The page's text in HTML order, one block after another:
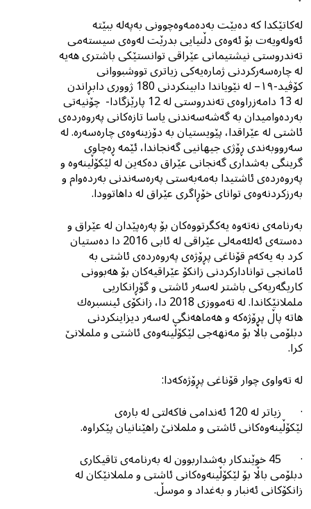
لەکاتێکدا کە دەبێت بەدەمەوەچوونى بەپەلە ببێتە
ئەولەویەت بۆ ئەوەی دڵنیایی بدرێت لەوەی سیستەمی
تەندروستی نیشتیمانی عێراقى توانستێکی باشتری هەیە
لە چارەسەرکردنى ژمارەیەکى زیاترى تووشبووانى
کۆڤید-١٩– لە نێویاندا دابینکردنى 180 ژووری دابڕاندن
لە 13 دامەزراوەی تەندروستی لە 12 پارێزگادا- چۆنیەتى
بەردەوامیدان بە گەشەسەندنى یاسا تازەکانى پەروەردەى
ئاشتى لە عێراقدا، پێویستیان بە دۆزینەوەى چارەسەرە. لە
سەرووبەندی ڕۆژی جیهانیی گەنجاندا، ئێمە ڕەچاوی
گرینگى بەشدارى گەنجانی عێراق دەکەین لە لێکۆڵینەوە و
پەروەردەی ئاشتیدا بەمەبەستى پەرەسەندنى بەردەوام و
بەرزکردنەوەى توانای خۆڕاگرى عێراق لە داهاتوودا.
بەرنامەی نەتەوە یەكگرتووەكان بۆ پەرەپێدان لە عێراق و
دەستەی ئەلئەمەلی عێراقی لە ئابی 2016 دا دەستیان
کرد بە یەکەم قۆناغی پڕۆژەی پەروەردەی ئاشتى بە
ئامانجی توانادارکردنی زانکۆ عێراقیەکان بۆ هەبوونی
کاریگەریەکی باشتر لەسەر ئاشتی و گۆڕانکاریی
ململانێکاندا. لە تەمووزی 2018 دا، زانکۆی ئینسبرەك
هاتە پاڵ پڕۆژەکە و هەماهەنگی لەسەر دیزاینکردنی
دبلۆمی باڵا بۆ مەنهەجی لێکۆڵینەوەی ئاشتی و ململانێ
کرا.
لە تەواوی چوار قۆناغی پڕۆژەکەدا:
· زیاتر لە 120 ئەندامی فاکەلتی لە بارەى
لێکۆڵینەوەکانی ئاشتی و ململانێ راهێنانیان پێکراوە.
· 45 خوێندکار بەشداربوون لە بەرنامەی تاقیکاری
دبلۆمی باڵا بۆ لێکۆڵینەوەکانی ئاشتی و ململانێکان لە
زانکۆکانی ئەنبار و بەغداد و موسڵ.